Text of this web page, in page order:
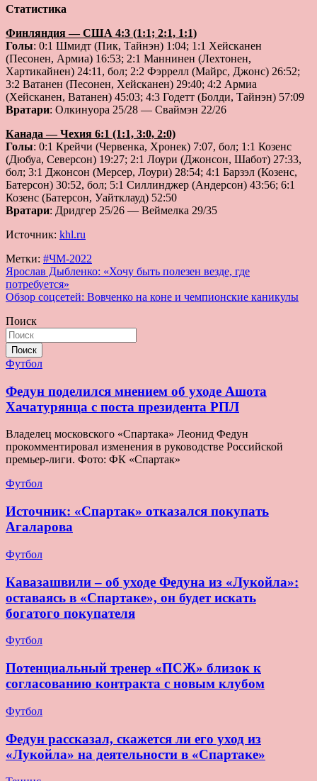
Статистика
Финляндия — США 4:3 (1:1; 2:1, 1:1)
Голы: 0:1 Шмидт (Пик, Тайнэн) 1:04; 1:1 Хейсканен
(Песонен, Армиа) 16:53; 2:1 Маннинен (Лехтонен,
Хартикайнен) 24:11, бол; 2:2 Фэррелл (Майрс, Джонс) 26:52;
3:2 Ватанен (Песонен, Хейсканен) 29:40; 4:2 Армиа
(Хейсканен, Ватанен) 45:03; 4:3 Годетт (Болди, Тайнэн) 57:09
Вратари: Олкинуора 25/28 — Сваймэн 22/26
Канада — Чехия 6:1 (1:1, 3:0, 2:0)
Голы: 0:1 Крейчи (Червенка, Хронек) 7:07, бол; 1:1 Козенс
(Дюбуа, Северсон) 19:27; 2:1 Лоури (Джонсон, Шабот) 27:33,
бол; 3:1 Джонсон (Мерсер, Лоури) 28:54; 4:1 Барзэл (Козенс,
Батерсон) 30:52, бол; 5:1 Силлинджер (Андерсон) 43:56; 6:1
Козенс (Батерсон, Уайтклауд) 52:50
Вратари: Дридгер 25/26 — Веймелка 29/35
Источник: khl.ru
Метки: #ЧМ-2022
Навигация
по
Ярослав Дыбленко: «Хочу быть полезен везде, где
потребуется»
Обзор соцсетей: Вовченко на коне и чемпионские каникулы
Поиск
Поиск
Футбол
Федун поделился мнением об уходе Ашота
Хачатурянца с поста президента РПЛ
Владелец московского «Спартака» Леонид Федун
прокомментировал изменения в руководстве Российской
премьер-лиги. Фото: ФК «Спартак»
Футбол
Источник: «Спартак» отказался покупать
Агаларова
Футбол
Кавазашвили – об уходе Федуна из «Лукойла»:
оставаясь в «Спартаке», он будет искать
богатого покупателя
Футбол
Потенциальный тренер «ПСЖ» близок к
согласованию контракта с новым клубом
Футбол
Федун рассказал, скажется ли его уход из
«Лукойла» на деятельности в «Спартаке»